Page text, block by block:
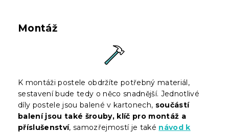
Montáž
K montáži postele obdržíte potřebný materiál,
sestavení bude tedy o něco snadnější. Jednotlivé
díly postele jsou balené v kartonech, součástí
balení jsou také šrouby, klíč pro montáž a
příslušenství, samozřejmostí je také návod k